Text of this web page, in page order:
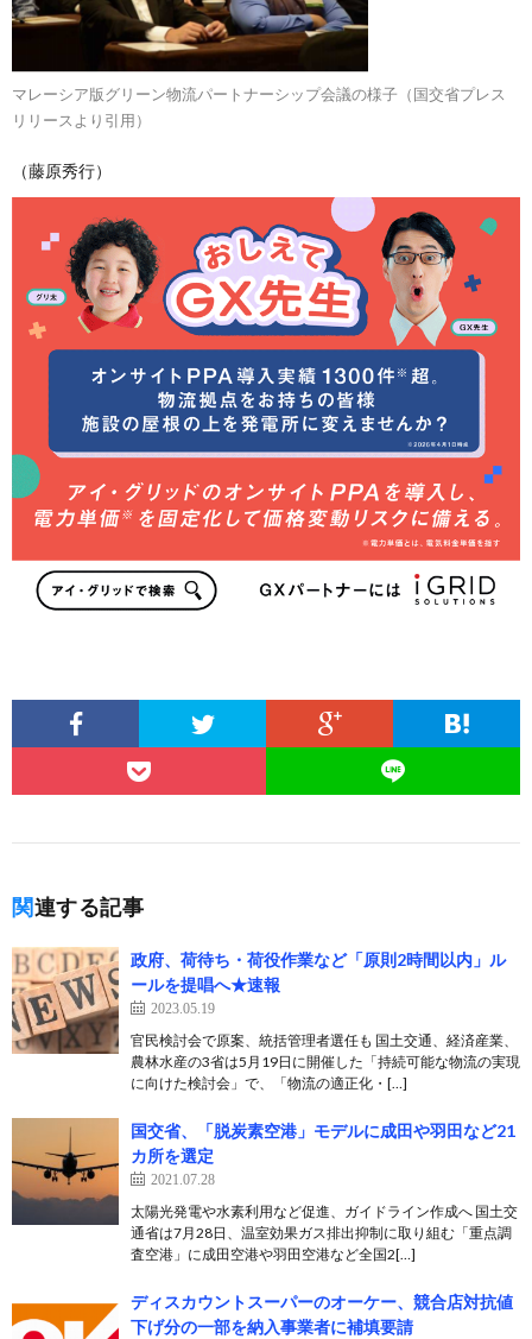
マレーシア版グリーン物流パートナーシップ会議の様子（国交省プレス
リリースより引用）
（藤原秀行）
関連する記事
政府、荷待ち・荷役作業など「原則2時間以内」ル
ールを提唱へ★速報
2023.05.19
官民検討会で原案、統括管理者選任も 国土交通、経済産業、
農林水産の3省は5月19日に開催した「持続可能な物流の実現
に向けた検討会」で、「物流の適正化・[…]
国交省、「脱炭素空港」モデルに成田や羽田など21
カ所を選定
2021.07.28
太陽光発電や水素利用など促進、ガイドライン作成へ 国土交
通省は7月28日、温室効果ガス排出抑制に取り組む「重点調
査空港」に成田空港や羽田空港など全国2[…]
ディスカウントスーパーのオーケー、競合店対抗値
下げ分の一部を納入事業者に補填要請